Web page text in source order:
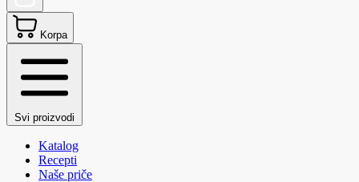
Korpa
Svi proizvodi
Katalog
Recepti
Naše priče